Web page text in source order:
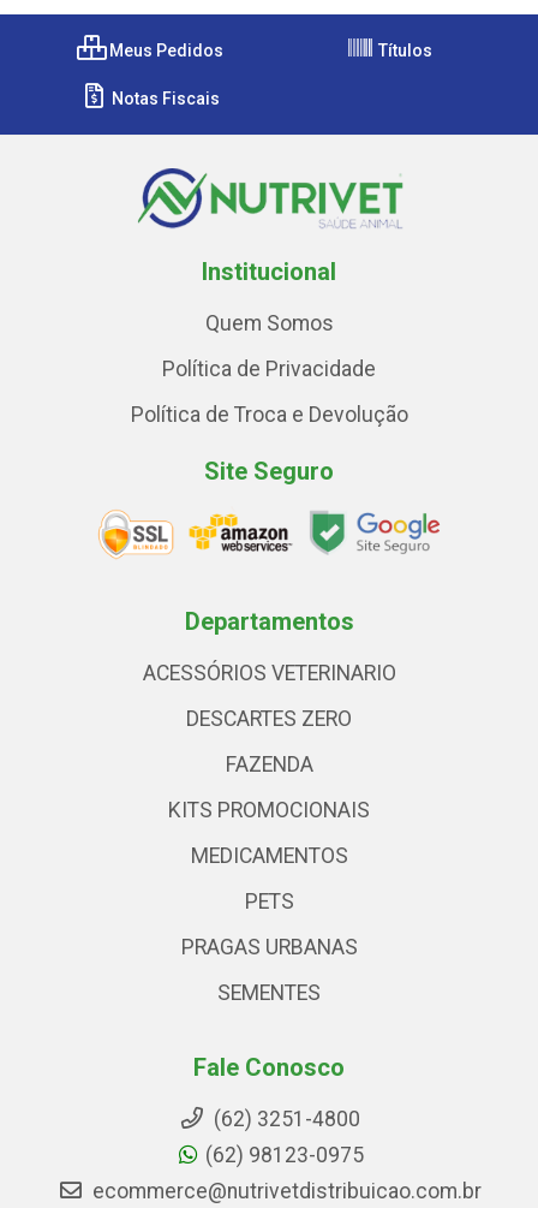
Meus Pedidos Títulos
Notas Fiscais
Institucional
Quem Somos
Política de Privacidade
Política de Troca e Devolução
Site Seguro
Departamentos
ACESSÓRIOS VETERINARIO
DESCARTES ZERO
FAZENDA
KITS PROMOCIONAIS
MEDICAMENTOS
PETS
PRAGAS URBANAS
SEMENTES
Fale Conosco
(62) 3251-4800
(62) 98123-0975
ecommerce@nutrivetdistribuicao.com.br